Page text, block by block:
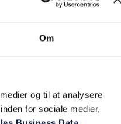
Om
og til at analysere
for sociale medier,
udskiftning af tagrender
og erhverv
på Sjælland
Din